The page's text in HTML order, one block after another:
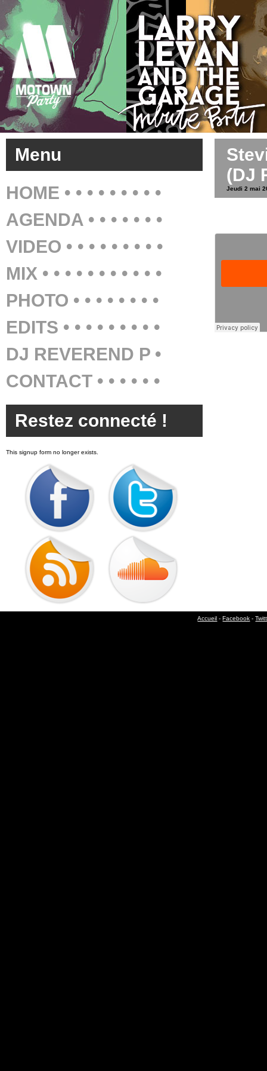
Menu
HOME • • • • • • • • •
AGENDA • • • • • • •
VIDEO • • • • • • • • •
MIX • • • • • • • • • • •
PHOTO • • • • • • • •
EDITS • • • • • • • • •
DJ REVEREND P •
CONTACT • • • • • •
Restez connecté !
This signup form no longer exists.
(DJ
Jeudi 2 mai
Accueil -Facebook -